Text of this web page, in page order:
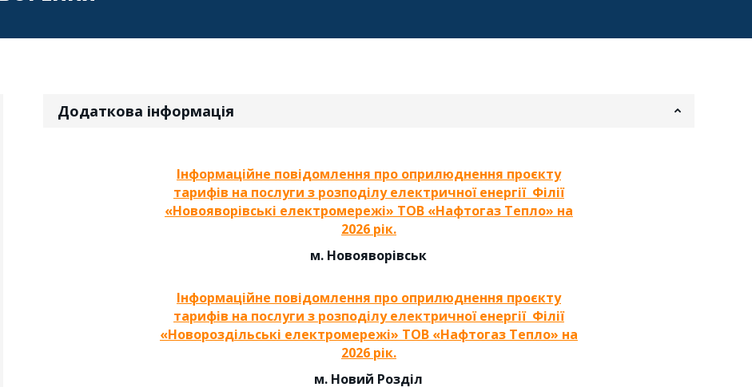
Додаткова інформація
Інформаційне повідомлення про оприлюднення проєкту
тарифів на послуги з розподілу електричної енергії Філії
«Новояворівські електромережі» ТОВ «Нафтогаз Тепло» на
2026 рік.
м. Новояворівськ
Інформаційне повідомлення про оприлюднення проєкту
тарифів на послуги з розподілу електричної енергії Філії
«Новороздільські електромережі» ТОВ «Нафтогаз Тепло» на
2026 рік.
м. Новий Розділ